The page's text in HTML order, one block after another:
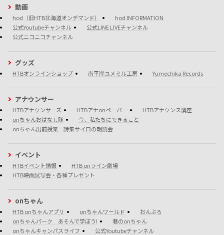
動画
hod（旧HTB北海道オンデマンド）
hod INFORMATION
公式Youtubeチャンネル
公式LINE LIVEチャンネル
公式ニコニコチャンネル
グッズ
HTBオンラインショップ 南平岸ユメミル工房 Yumechika Records
アナウンサー
HTBアナウンサーズ HTBアナonペーパー
HTBアナウンス講座
onちゃんおはなし隊
今、私たちにできること
onちゃん出前授業 詩集サイロの朗読会
イベント
HTBイベント情報
HTB onライン劇場
HTB映画試写会・各種プレゼント
onちゃん
HTB onちゃんアプリ onちゃんワールド
おんぶろ
onちゃんパーク あそんで学ぼう!
巷のonちゃん
onちゃんキャンパスライフ
公式Youtubeチャンネル